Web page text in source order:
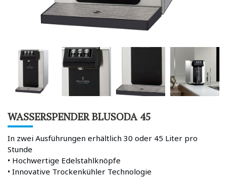
WASSERSPENDER BLUSODA 45
In zwei Ausführungen erhältlich 30 oder 45 Liter pro
Stunde
• Hochwertige Edelstahlknöpfe
• Innovative Trockenkühler Technologie